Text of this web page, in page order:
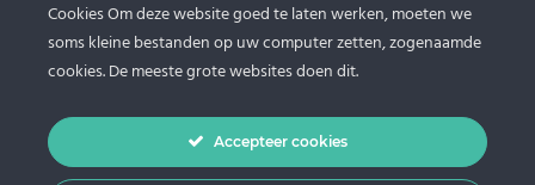
Handelsweg 13
0546 - 631 145
info@loohuis-schuttingen.nl
Cookies Om deze website goed te laten werken, moeten we
soms kleine bestanden op uw computer zetten, zogenaamde
cookies. De meeste grote websites doen dit.
Accepteer cookies